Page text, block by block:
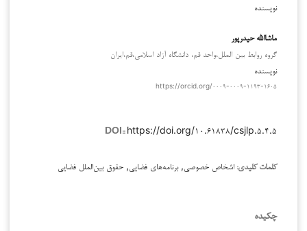
نویسنده
ماشاالله حیدرپور
گروه روابط بین الملل،واحد قم، دانشگاه آزاد اسلامی،قم،ایران
نویسنده
https://orcid.org/۰۰۰۹-۰۰۰۹-۱۱۹۳-۱۶۰۵
DOI:: https://doi.org/۱۰.۶۱۸۳۸/csjlp.۵.۴.۵
کلمات کلیدی: اشخاص خصوصی, برنامه‌های فضایی, حقوق بین‌الملل فضایی
چکیده